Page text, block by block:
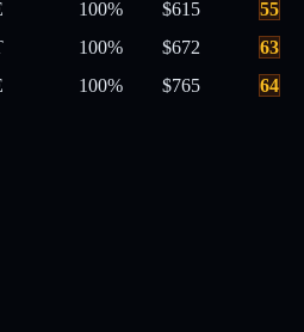
100% $615 55
100% $672 63
100% $765 64